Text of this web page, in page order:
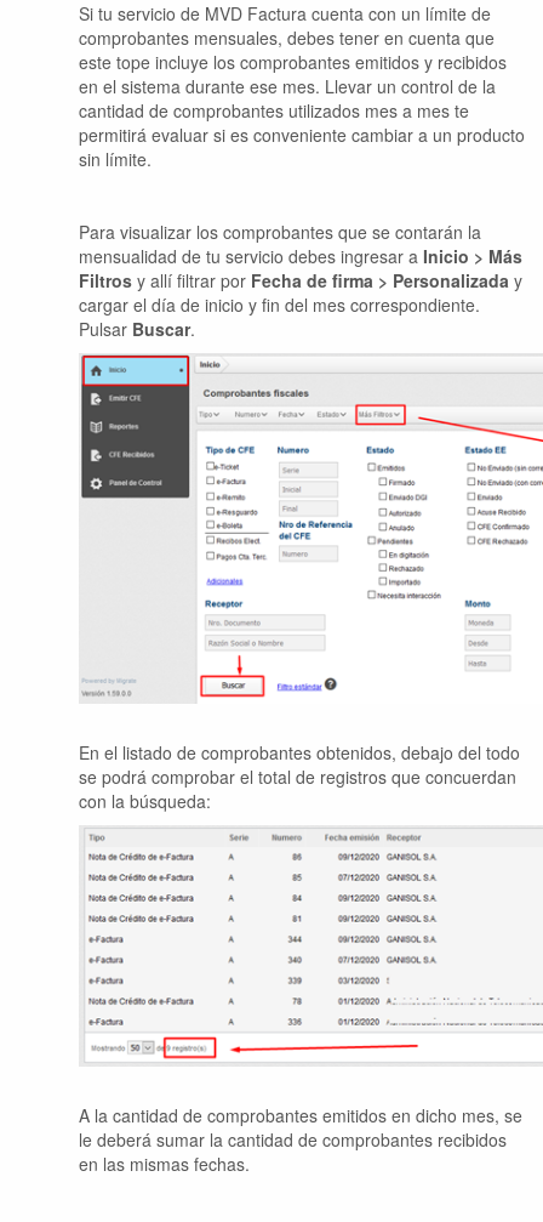
Si tu servicio de MVD Factura cuenta con un límite de
comprobantes mensuales, debes tener en cuenta que
este tope incluye los comprobantes emitidos y recibidos
en el sistema durante ese mes. Llevar un control de la
cantidad de comprobantes utilizados mes a mes te
permitirá evaluar si es conveniente cambiar a un producto
sin límite.
Para visualizar los comprobantes que se contarán la
mensualidad de tu servicio debes ingresar a Inicio > Más
Filtros y allí filtrar por Fecha de firma > Personalizada y
cargar el día de inicio y fin del mes correspondiente.
Pulsar Buscar.
En el listado de comprobantes obtenidos, debajo del todo
se podrá comprobar el total de registros que concuerdan
con la búsqueda:
A la cantidad de comprobantes emitidos en dicho mes, se
le deberá sumar la cantidad de comprobantes recibidos
en las mismas fechas.